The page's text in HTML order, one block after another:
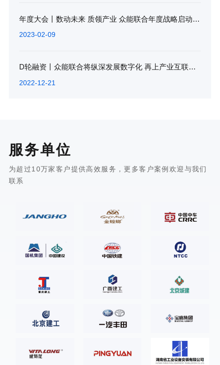
年度大会丨数动未来 质领产业 众能联合年度战略启动会圆满落幕
2023-02-09
D轮融资丨众能联合将纵深发展数字化 再上产业互联网新台阶
2022-12-21
服务单位
为超过10万家客户提供高效服务，更多客户案例欢迎与我们
联系